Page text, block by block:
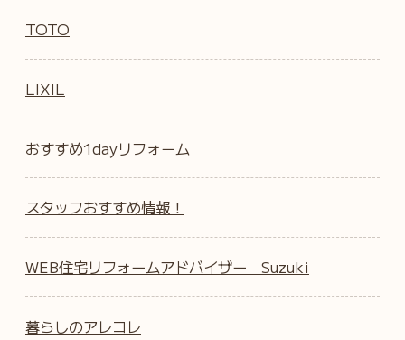
TOTO
LIXIL
おすすめ1dayリフォーム
スタッフおすすめ情報！
WEB住宅リフォームアドバイザー Suzuki
暮らしのアレコレ